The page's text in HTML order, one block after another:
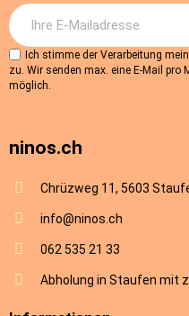
Ich stimme der Verarbeitung
zu. Wir senden max. eine E-Mail
möglich.
ninos.ch
Chrüzweg 11, 5603
info@ninos.ch
062 535 21 33
Abholung in Staufen mit